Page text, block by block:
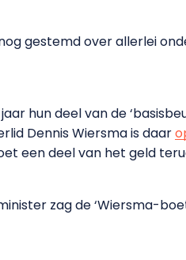
gestemd over allerlei
hun deel van de
Dennis Wiersma is daar
een deel van het geld
zag de ‘Wiersma-